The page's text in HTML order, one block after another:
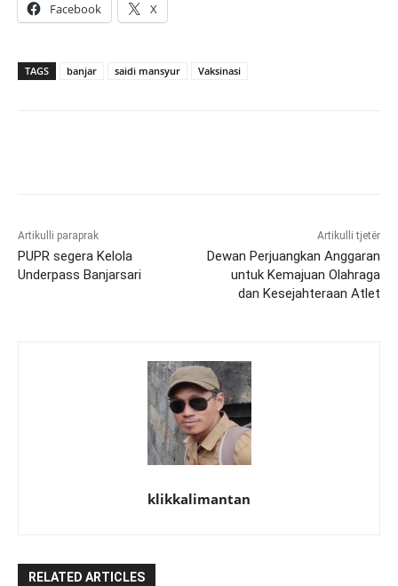
Facebook X
TAGS banjar saidi mansyur Vaksinasi
Artikulli paraprak
PUPR segera Kelola
Underpass Banjarsari
Artikulli tjetër
Dewan Perjuangkan Anggaran
untuk Kemajuan Olahraga
dan Kesejahteraan Atlet
klikkalimantan
RELATED ARTICLES